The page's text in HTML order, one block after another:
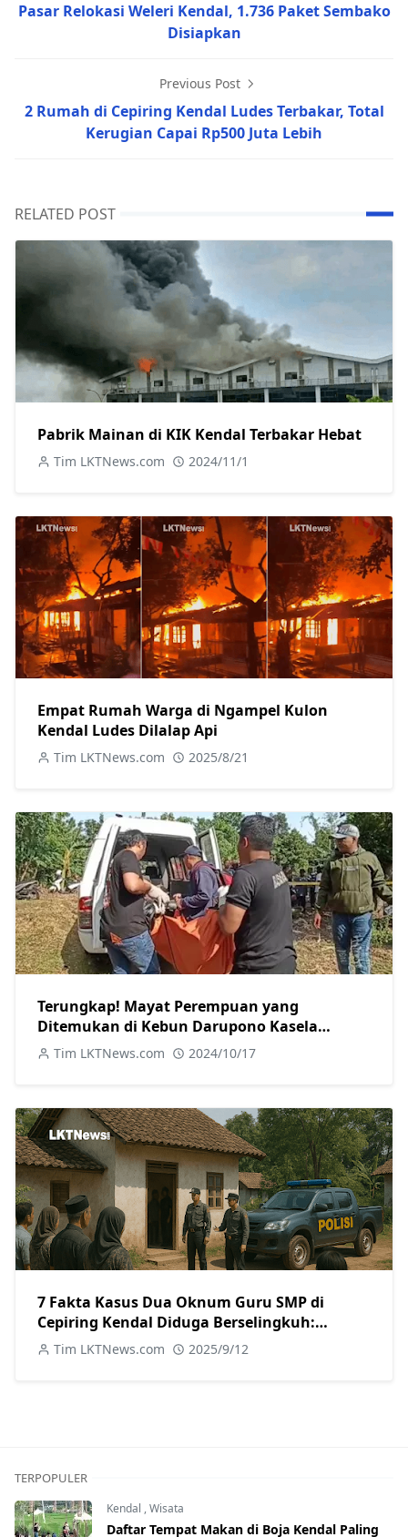
Pasar Relokasi Weleri Kendal, 1.736 Paket Sembako
Disiapkan
Previous Post
2 Rumah di Cepiring Kendal Ludes Terbakar, Total
Kerugian Capai Rp500 Juta Lebih
RELATED POST
Pabrik Mainan di KIK Kendal Terbakar Hebat
Tim LKTNews.com 2024/11/1
Empat Rumah Warga di Ngampel Kulon
Kendal Ludes Dilalap Api
Tim LKTNews.com 2025/8/21
Terungkap! Mayat Perempuan yang
Ditemukan di Kebun Darupono Kasela
Ternyata Warga Brangsong
Tim LKTNews.com 2024/10/17
7 Fakta Kasus Dua Oknum Guru SMP di
Cepiring Kendal Diduga Berselingkuh:
Kronologi, Pengakuan, hingga Sanksi
Tim LKTNews.com 2025/9/12
TERPOPULER
Kendal ,Wisata
Daftar Tempat Makan di Boja Kendal Paling